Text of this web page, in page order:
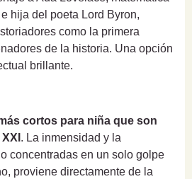
hija del poeta Lord Byron,
como la primera
de la historia. Una opción
brillante.
cortos para niña que son
. La inmensidad y la
concentradas en un solo golpe
proviene directamente de la